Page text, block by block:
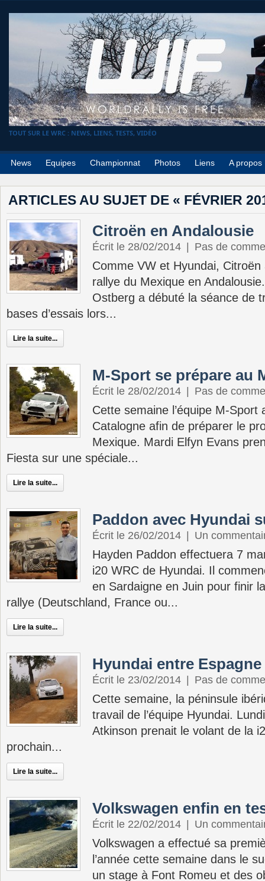
TOUT SUR LE WRC : NEWS, LIENS, TESTS, VIDÉO
News Equipes Championnat Photos Liens A propos
ARTICLES AU SUJET DE « FÉVRIER
Citroën en Andalousie
Écrit le 28/02/2014 Pas de
Comme VW et Hyundai,
rallye du Mexique en
Ostberg a débuté la séance de
bases d’essais lors...
Lire la suite...
M-Sport se prépare au
Écrit le 28/02/2014 Pas de
Cette semaine l’équipe M-Sport
Catalogne afin de préparer le
Mexique. Mardi Elfyn Evans
Fiesta sur une spéciale...
Lire la suite...
Paddon avec Hyundai
Écrit le 26/02/2014 Un
Hayden Paddon effectuera 7
i20 WRC de Hyundai. Il
en Sardaigne en Juin pour finir
rallye (Deutschland, France ou...
Lire la suite...
Hyundai entre
Écrit le 23/02/2014 Pas de
Cette semaine, la péninsule
travail de l’équipe Hyundai.
Atkinson prenait le volant de la
prochain...
Lire la suite...
Volkswagen enfin en
Écrit le 22/02/2014 Un
Volkswagen a effectué sa
l’année cette semaine dans le
un stage à Font Romeu et des